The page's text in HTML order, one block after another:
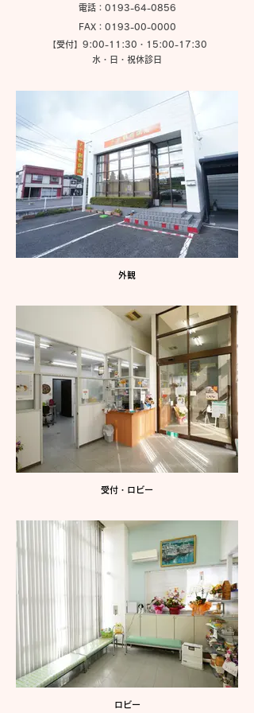
電話：0193-64-0856
FAX：0193-00-0000
【受付】9:00-11:30・15:00-17:30
水・
日・ 祝休診日
外観
受付・ロビー
ロビー